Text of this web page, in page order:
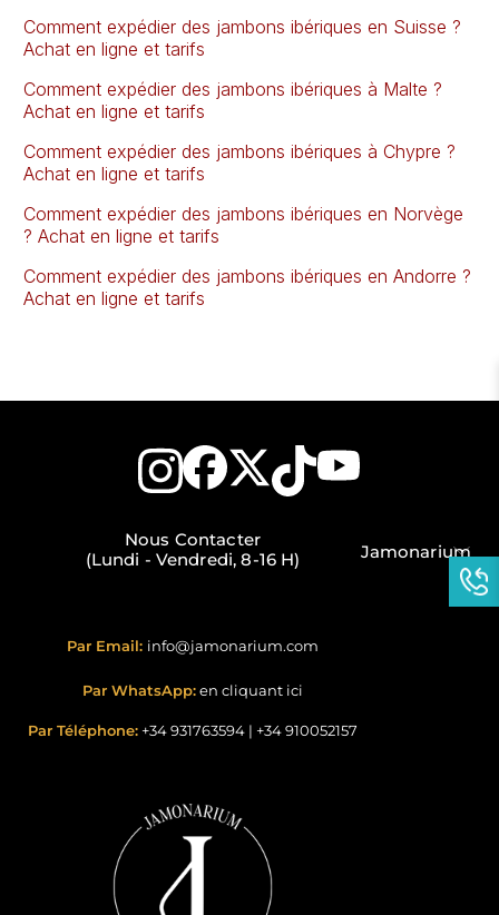
Comment expédier des jambons ibériques en Suisse ?
Achat en ligne et tarifs
Comment expédier des jambons ibériques à Malte ?
Achat en ligne et tarifs
Comment expédier des jambons ibériques à Chypre ?
Achat en ligne et tarifs
Comment expédier des jambons ibériques en Norvège
? Achat en ligne et tarifs
Comment expédier des jambons ibériques en Andorre ?
Achat en ligne et tarifs
Nous Contacter
(Lundi - Vendredi, 8-16 H)
Par Email: info@jamonarium.com
Par WhatsApp:en cliquant ici
Par Téléphone: +34 931763594 | +34 910052157
Jamonarium